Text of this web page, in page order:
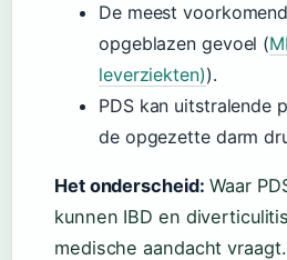
De meest
opgeblazen gevoel (
leverziekten)).
PDS kan uitstralende
de opgezette darm
Het onderscheid: Waar
kunnen IBD en
medische aandacht vraagt.